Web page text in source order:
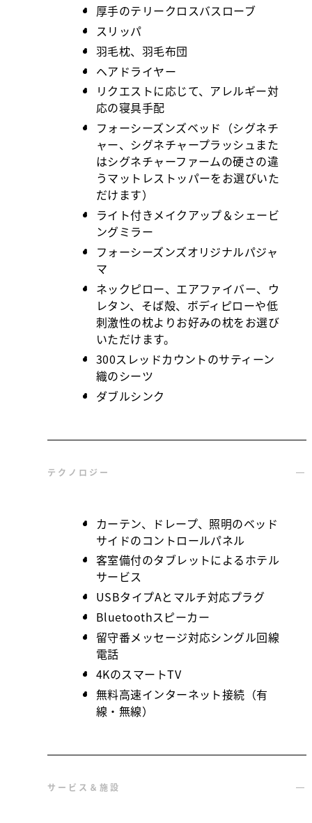
厚手のテリークロスバスローブ
スリッパ
羽毛枕、羽毛布団
ヘアドライヤー
リクエストに応じて、アレルギー対
応の寝具手配
フォーシーズンズベッド（シグネチ
ャー、シグネチャープラッシュまた
はシグネチャーファームの硬さの違
うマットレストッパーをお選びいた
だけます）
ライト付きメイクアップ＆シェービ
ングミラー
フォーシーズンズオリジナルパジャ
マ
ネックピロー、エアファイバー、ウ
レタン、そば殻、ボディピローや低
刺激性の枕よりお好みの枕をお選び
いただけます。
300スレッドカウントのサティーン
織のシーツ
ダブルシンク
テクノロジー
カーテン、ドレープ、照明のベッド
サイドのコントロールパネル
客室備付のタブレットによるホテル
サービス
USBタイプAとマルチ対応プラグ
Bluetoothスピーカー
留守番メッセージ対応シングル回線
電話
4KのスマートTV
無料高速インターネット接続（有
線・無線）
サービス＆施設